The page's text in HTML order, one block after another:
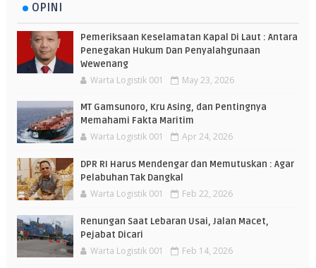
OPINI
Pemeriksaan Keselamatan Kapal Di Laut : Antara
Penegakan Hukum Dan Penyalahgunaan
Wewenang
Warta Logistik 001 May 23, 2026
MT Gamsunoro, Kru Asing, dan Pentingnya
Memahami Fakta Maritim
Warta Logistik 001 Apr 24, 2026
DPR RI Harus Mendengar dan Memutuskan : Agar
Pelabuhan Tak Dangkal
Warta Logistik 001 Feb 22, 2026
Renungan Saat Lebaran Usai, Jalan Macet,
Pejabat Dicari
Warta Logistik 001 Feb 14, 2026